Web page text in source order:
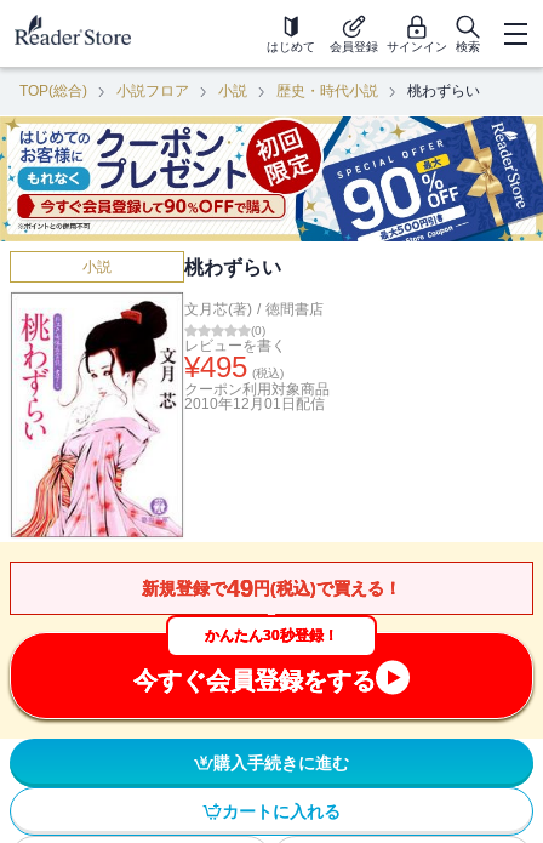
はじめて 会員登録 サインイン 検索
TOP(総合) 小説フロア 小説 歴史・時代小説 桃わずらい
小説 桃わずらい
文月芯(著) / 徳間書店
(0)
レビューを書く
¥495 (税込)
クーポン利用対象商品
2010年12月01日 配信
新規登録で49円(税込)で買える！
かんたん30秒登録！
今すぐ会員登録をする
購入手続きに進む
カートに入れる